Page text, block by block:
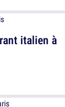
italien à